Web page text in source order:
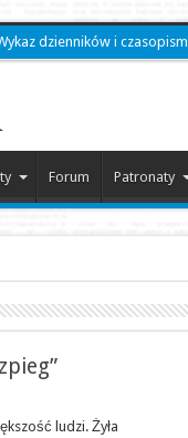
dzienników i czasopism
Forum Patronaty
ludzi. Żyła